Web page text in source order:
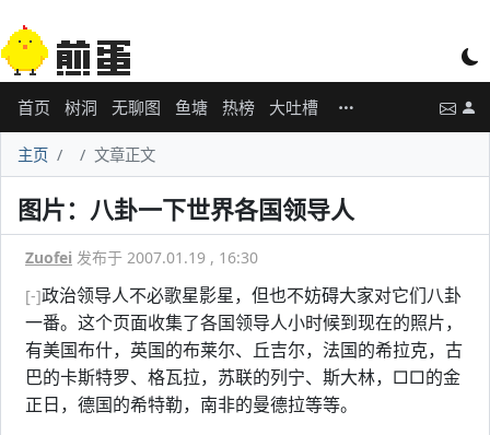
首页 树洞 无聊图 鱼塘 热榜 大吐槽
主页 文章正文
图片：八卦一下世界各国领导人
Zuofei 发布于 2007.01.19 , 16:30
[-]政治领导人不必歌星影星，但也不妨碍大家对它们八卦
一番。这个页面收集了各国领导人小时候到现在的照片，
有美国布什，英国的布莱尔、丘吉尔，法国的希拉克，古
巴的卡斯特罗、格瓦拉，苏联的列宁、斯大林，□□的金
正日，德国的希特勒，南非的曼德拉等等。